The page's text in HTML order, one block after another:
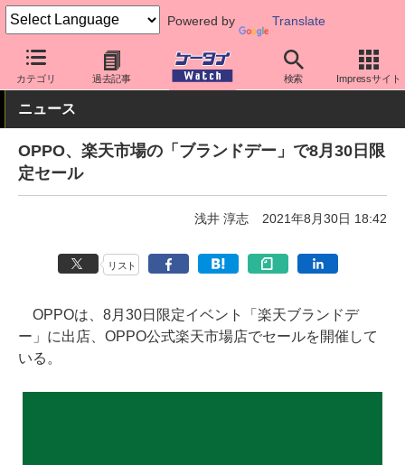
Powered by Translate
カテゴリ 過去記事 検索 Impressサイト
ケータイ Watch 格安スマホ/格安SIM 格安スマホ/SIMフリースマ
ニュース
OPPO、楽天市場の「ブランドデー」で8月30日限
定セール
浅井 淳志 2021年8月30日 18:42
リスト
OPPOは、8月30日限定イベント「楽天ブランドデ
ー」に出店、OPPO公式楽天市場店でセールを開催して
いる。